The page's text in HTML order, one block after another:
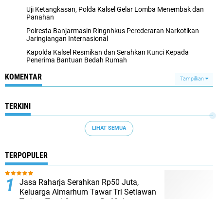
Uji Ketangkasan, Polda Kalsel Gelar Lomba Menembak dan
Panahan
Polresta Banjarmasin Ringnhkus Perederaran Narkotikan
Jaringiangan Internasional
Kapolda Kalsel Resmikan dan Serahkan Kunci Kepada
Penerima Bantuan Bedah Rumah
KOMENTAR Tampilkan
TERKINI
LIHAT SEMUA
TERPOPULER
Jasa Raharja Serahkan Rp50 Juta,
Keluarga Almarhum Tawar Tri Setiawan